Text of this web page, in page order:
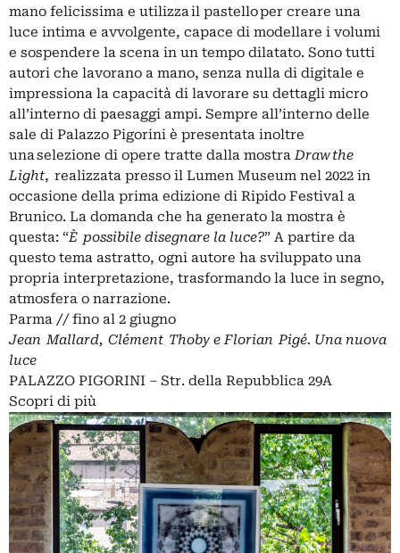
mano felicissima e utilizza il pastello per creare una
luce intima e avvolgente, capace di modellare i volumi
e sospendere la scena in un tempo dilatato. Sono tutti
autori che lavorano a mano, senza nulla di digitale e
impressiona la capacità di lavorare su dettagli micro
all’interno di paesaggi ampi. Sempre all’interno delle
sale di Palazzo Pigorini è presentata inoltre
una selezione di opere tratte dalla mostraDraw the
Light, realizzata presso il Lumen Museum nel 2022 in
occasione della prima edizione di Ripido Festival a
Brunico. La domanda che ha generato la mostra è
questa: “È possibile disegnare la luce?” A partire da
questo tema astratto, ogni autore ha sviluppato una
propria interpretazione, trasformando la luce in segno,
atmosfera o narrazione.
Parma // fino al 2 giugno
Jean Mallard, Clément Thoby e Florian Pigé. Una nuova
luce
PALAZZO PIGORINI – Str. della Repubblica 29A
Scopri di più